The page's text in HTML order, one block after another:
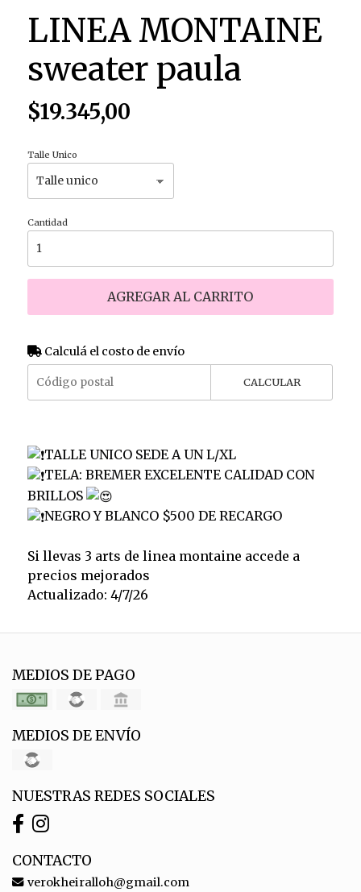
LINEA MONTAINE
sweater paula
$19.345,00
Talle Unico
Cantidad
AGREGAR AL CARRITO
Calculá el costo de envío
CALCULAR
TALLE UNICO SEDE A UN L/XL
TELA: BREMER EXCELENTE CALIDAD CON
BRILLOS
NEGRO Y BLANCO $500 DE RECARGO
Si llevas 3 arts de linea montaine accede a
precios mejorados
Actualizado: 4/7/26
MEDIOS DE PAGO
MEDIOS DE ENVÍO
NUESTRAS REDES SOCIALES
CONTACTO
verokheiralloh@gmail.com